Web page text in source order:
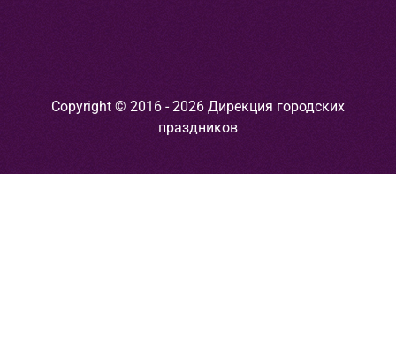
Copyright © 2016 - 2026 Дирекция городских
праздников